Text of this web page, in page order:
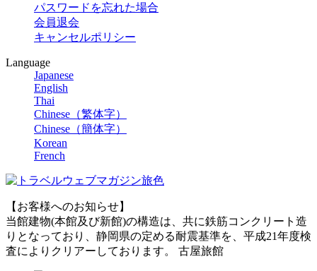
パスワードを忘れた場合
会員退会
キャンセルポリシー
Language
Japanese
English
Thai
Chinese（繁体字）
Chinese（簡体字）
Korean
French
【お客様へのお知らせ】
当館建物(本館及び新館)の構造は、共に鉄筋コンクリート造
りとなっており、静岡県の定める耐震基準を、平成21年度検
査によりクリアーしております。 古屋旅館